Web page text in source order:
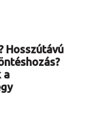
Hosszútávú
a